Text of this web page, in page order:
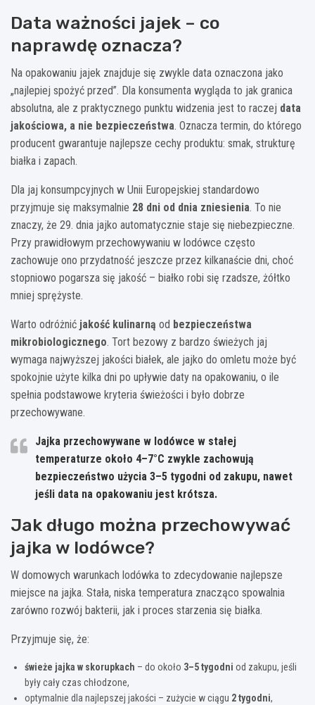
Data ważności jajek – co
naprawdę oznacza?
Na opakowaniu jajek znajduje się zwykle data oznaczona jako
„najlepiej spożyć przed”. Dla konsumenta wygląda to jak granica
absolutna, ale z praktycznego punktu widzenia jest to raczej data
jakościowa, a nie bezpieczeństwa. Oznacza termin, do którego
producent gwarantuje najlepsze cechy produktu: smak, strukturę
białka i zapach.
Dla jaj konsumpcyjnych w Unii Europejskiej standardowo
przyjmuje się maksymalnie 28 dni od dnia zniesienia. To nie
znaczy, że 29. dnia jajko automatycznie staje się niebezpieczne.
Przy prawidłowym przechowywaniu w lodówce często
zachowuje ono przydatność jeszcze przez kilkanaście dni, choć
stopniowo pogarsza się jakość – białko robi się rzadsze, żółtko
mniej sprężyste.
Warto odróżnić jakość kulinarną od bezpieczeństwa
mikrobiologicznego. Tort bezowy z bardzo świeżych jaj
wymaga najwyższej jakości białek, ale jajko do omletu może być
spokojnie użyte kilka dni po upływie daty na opakowaniu, o ile
spełnia podstawowe kryteria świeżości i było dobrze
przechowywane.
Jajka przechowywane w lodówce w stałej
temperaturze około 4–7°C zwykle zachowują
bezpieczeństwo użycia 3–5 tygodni od zakupu, nawet
jeśli data na opakowaniu jest krótsza.
Jak długo można przechowywać
jajka w lodówce?
W domowych warunkach lodówka to zdecydowanie najlepsze
miejsce na jajka. Stała, niska temperatura znacząco spowalnia
zarówno rozwój bakterii, jak i proces starzenia się białka.
Przyjmuje się, że:
świeże jajka w skorupkach – do około 3–5 tygodni od zakupu, jeśli
były cały czas chłodzone,
optymalnie dla najlepszej jakości – zużycie w ciągu 2 tygodni,